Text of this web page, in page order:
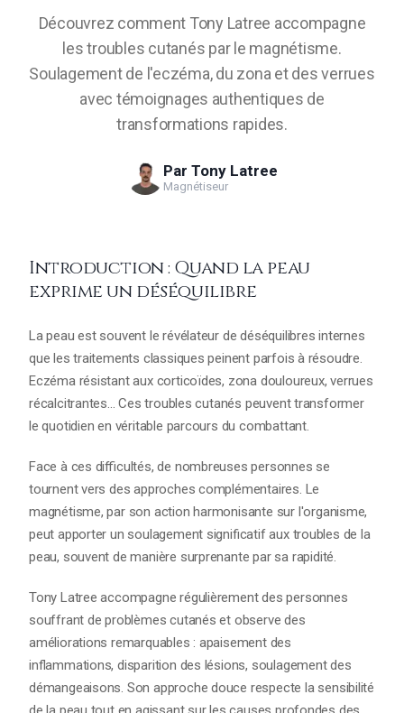
Découvrez comment Tony Latree accompagne
les troubles cutanés par le magnétisme.
Soulagement de l'eczéma, du zona et des verrues
avec témoignages authentiques de
transformations rapides.
Par Tony Latree
Magnétiseur
Introduction : Quand la peau
exprime un déséquilibre
La peau est souvent le révélateur de déséquilibres internes
que les traitements classiques peinent parfois à résoudre.
Eczéma résistant aux corticoïdes, zona douloureux, verrues
récalcitrantes... Ces troubles cutanés peuvent transformer
le quotidien en véritable parcours du combattant.
Face à ces difficultés, de nombreuses personnes se
tournent vers des approches complémentaires. Le
magnétisme, par son action harmonisante sur l'organisme,
peut apporter un soulagement significatif aux troubles de la
peau, souvent de manière surprenante par sa rapidité.
Tony Latree accompagne régulièrement des personnes
souffrant de problèmes cutanés et observe des
améliorations remarquables : apaisement des
inflammations, disparition des lésions, soulagement des
démangeaisons. Son approche douce respecte la sensibilité